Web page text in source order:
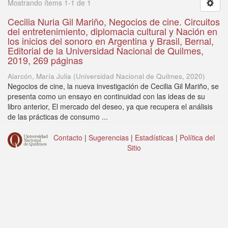
Mostrando ítems 1-1 de 1
Cecilia Nuria Gil Mariño, Negocios de cine. Circuitos
del entretenimiento, diplomacia cultural y Nación en
los inicios del sonoro en Argentina y Brasil, Bernal,
Editorial de la Universidad Nacional de Quilmes,
2019, 269 páginas
Alarcón, María Julia (Universidad Nacional de Quilmes, 2020)
Negocios de cine, la nueva investigación de Cecilia Gil Mariño, se
presenta como un ensayo en continuidad con las ideas de su
libro anterior, El mercado del deseo, ya que recupera el análisis
de las prácticas de consumo ...
Contacto | Sugerencias | Estadísticas | Política del
Sitio